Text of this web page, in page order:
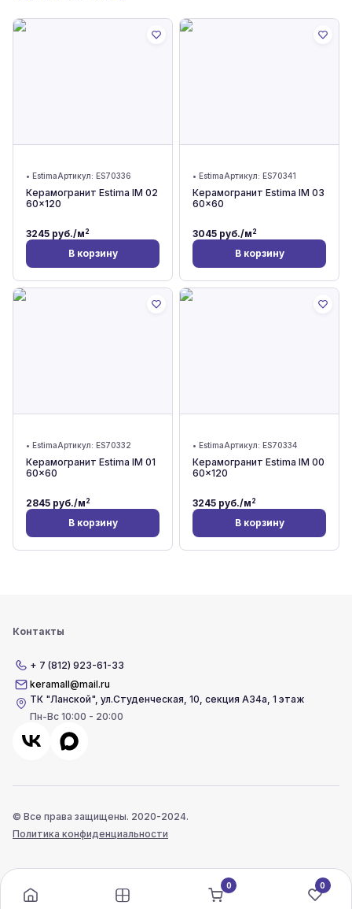
• EstimaАртикул: ES70336
Керамогранит Estima IM 02
60x120
3245 руб./м2
В корзину
• EstimaАртикул: ES70341
Керамогранит Estima IM 03
60x60
3045 руб./м2
В корзину
• EstimaАртикул: ES70332
Керамогранит Estima IM 01
60x60
2845 руб./м2
В корзину
• EstimaАртикул: ES70334
Керамогранит Estima IM 00
60x120
3245 руб./м2
В корзину
Контакты
+ 7 (812) 923-61-33
keramall@mail.ru
ТК "Ланской",ул.Студенческая, 10, секция А34а, 1 этаж
Пн-Вс 10:00 - 20:00
© Все права защищены. 2020-2024.
Политика конфиденциальности
0 0